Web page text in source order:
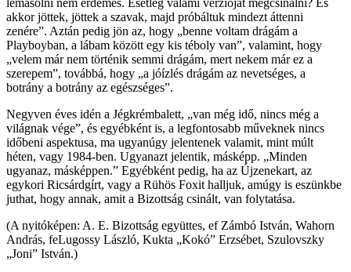
akkor jöttek, jöttek a szavak, majd próbáltuk mindezt áttenni
zenére”. Aztán pedig jön az, hogy „benne voltam drágám a
Playboyban, a lábam között egy kis téboly van”, valamint, hogy
„velem már nem történik semmi drágám, mert nekem már ez a
szerepem”, továbbá, hogy „a jóízlés drágám az nevetséges, a
botrány a botrány az egészséges”.
Negyven éves idén a Jégkrémbalett, „van még idő, nincs még a
világnak vége”, és egyébként is, a legfontosabb műveknek nincs
időbeni aspektusa, ma ugyanúgy jelentenek valamit, mint múlt
héten, vagy 1984-ben. Ugyanazt jelentik, másképp. „Minden
ugyanaz, másképpen.” Egyébként pedig, ha az Újzenekart, az
egykori Ricsárdgírt, vagy a Rühös Foxit halljuk, amúgy is eszünkbe
juthat, hogy annak, amit a Bizottság csinált, van folytatása.
(A nyitóképen: A. E. Bizottság együttes, ef Zámbó István, Wahorn
András, feLugossy László, Kukta „Kokó” Erzsébet, Szulovszky
„Joni” István.)